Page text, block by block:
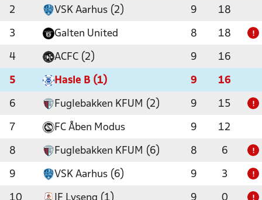
2 VSK Aarhus (2) 9 18
3 Galten United 8 18 !
4 ACFC (2) 9 16
5 Hasle B (1) 9 16
6 Fuglebakken KFUM (2) 9 15 !
7 FC Åben Modus 9 12
8 Fuglebakken KFUM (6) 8 6 !
9 VSK Aarhus (6) 9 3 !
10 IF Lyseng (1) 9 0 !